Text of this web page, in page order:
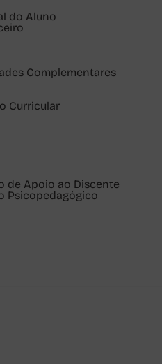
do Aluno
Complementares
Curricular
de Apoio ao Discente
Psicopedagógico